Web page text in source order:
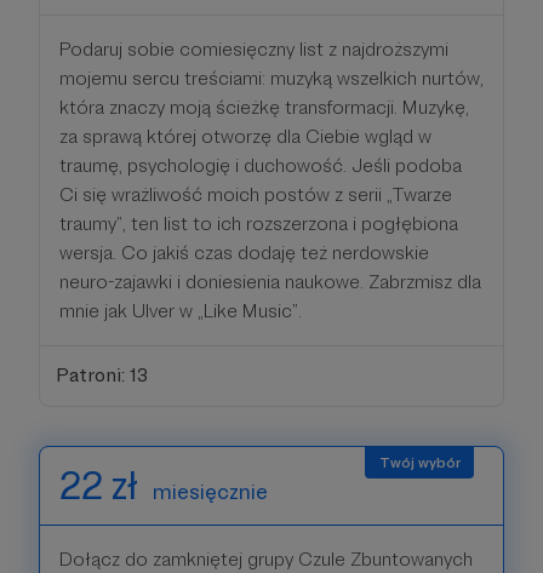
Podaruj sobie comiesięczny list z najdroższymi
mojemu sercu treściami: muzyką wszelkich nurtów,
która znaczy moją ścieżkę transformacji. Muzykę,
za sprawą której otworzę dla Ciebie wgląd w
traumę, psychologię i duchowość. Jeśli podoba
Ci się wrażliwość moich postów z serii „Twarze
traumy”, ten list to ich rozszerzona i pogłębiona
wersja. Co jakiś czas dodaję też nerdowskie
neuro-zajawki i doniesienia naukowe. Zabrzmisz dla
mnie jak Ulver w „Like Music”.
Patroni: 13
22 zł miesięcznie
Dołącz do zamkniętej grupy Czule Zbuntowanych